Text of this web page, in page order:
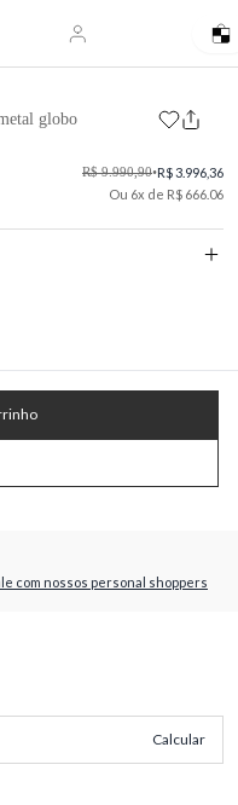
globo
R$ 9.990,90•R$ 3.996,36
Ou 6x de R$ 666.06
com nossos personal shoppers
Calcular